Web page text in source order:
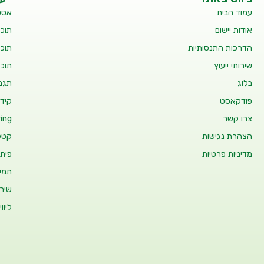
עמוד הבית
אודות יישום
הדרכות התנסותיות
שירותי ייעוץ
בלוג
פודקאסט
צרו קשר
הצהרת נגישות
מדיניות פרטיות